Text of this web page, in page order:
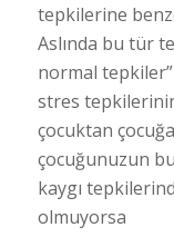
tepkilerine
Aslında bu tür
normal tepkiler”
stres
çocuktan
çocuğunuzun
kaygı
olmuyorsa